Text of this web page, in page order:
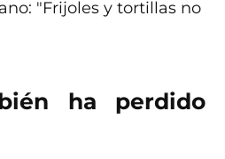
ha perdido